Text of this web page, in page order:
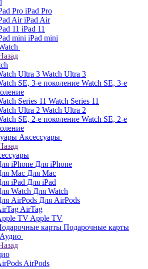
iPad Pro
iPad Air
iPad 11
iPad mini
Watch Ultra 3
Watch SE, 3-е
Watch Series 11
Watch Ultra 2
Watch SE, 2-е
Аксессуары
Для iPhone
Для Mac
Для iPad
Для Watch
Для AirPods
AirTag
Apple TV
Подарочные карты
Аудио
AirPods